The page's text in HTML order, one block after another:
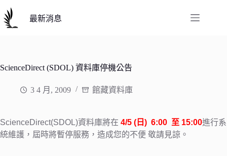
至
主
容
最新消息
ScienceDirect (SDOL) 資料庫停機公告
3 4 月, 2009 館藏資料庫
ScienceDirect(SDOL)資料庫將在 4/5 (日) 6:00 至 15:00進行系
統維護， 屆時將暫停服務，造成您的不便 敬請見諒。